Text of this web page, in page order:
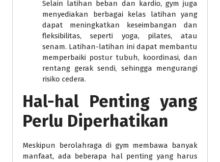
Selain latihan beban dan kardio, gym juga
menyediakan berbagai kelas latihan yang
dapat meningkatkan keseimbangan dan
fleksibilitas, seperti yoga, pilates, atau
senam. Latihan-latihan ini dapat membantu
memperbaiki postur tubuh, koordinasi, dan
rentang gerak sendi, sehingga mengurangi
risiko cedera.
Hal-hal Penting yang
Perlu Diperhatikan
Meskipun berolahraga di gym membawa banyak
manfaat, ada beberapa hal penting yang harus